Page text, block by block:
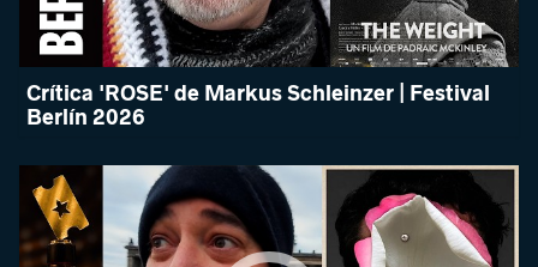
Crítica 'ROSE' de Markus Schleinzer | Festival
Berlín 2026